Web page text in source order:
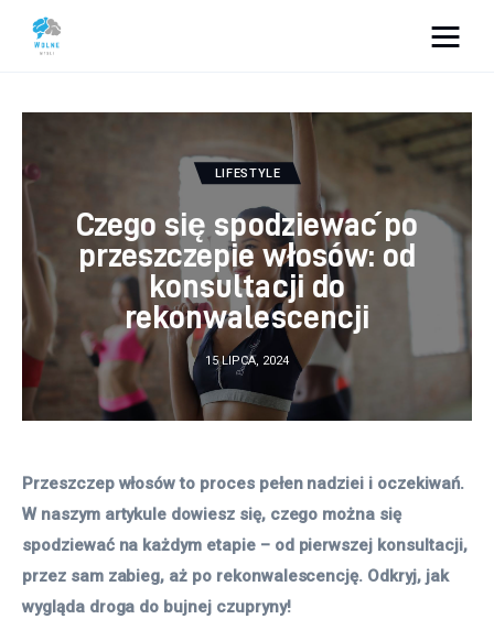
Dom i ogród
Uroda
Zdrowie
Więcej
LIFESTYLE
Czego się spodziewać po
przeszczepie włosów: od
konsultacji do
rekonwalescencji
15 LIPCA, 2024
Przeszczep włosów to proces pełen nadziei i oczekiwań.
W naszym artykule dowiesz się, czego można się
spodziewać na każdym etapie – od pierwszej konsultacji,
przez sam zabieg, aż po rekonwalescencję. Odkryj, jak
wygląda droga do bujnej czupryny!